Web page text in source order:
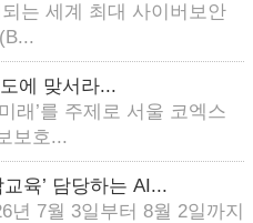
는 세계 최대 사이버보안
에 맞서라...
래’를 주제로 서울 코엑스
보호...
육’ 담당하는 AI...
년 7월 3일부터 8월 2일까지